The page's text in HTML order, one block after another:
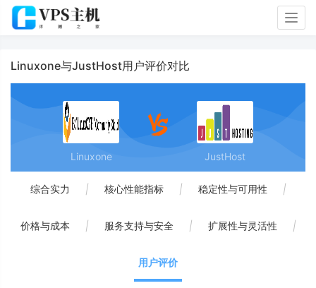
Linuxone与JustHost用户评价对比
Linuxone JustHost
综合实力 | 核心性能指标 | 稳定性与可用性 |
价格与成本 | 服务支持与安全 | 扩展性与灵活性 |
用户评价